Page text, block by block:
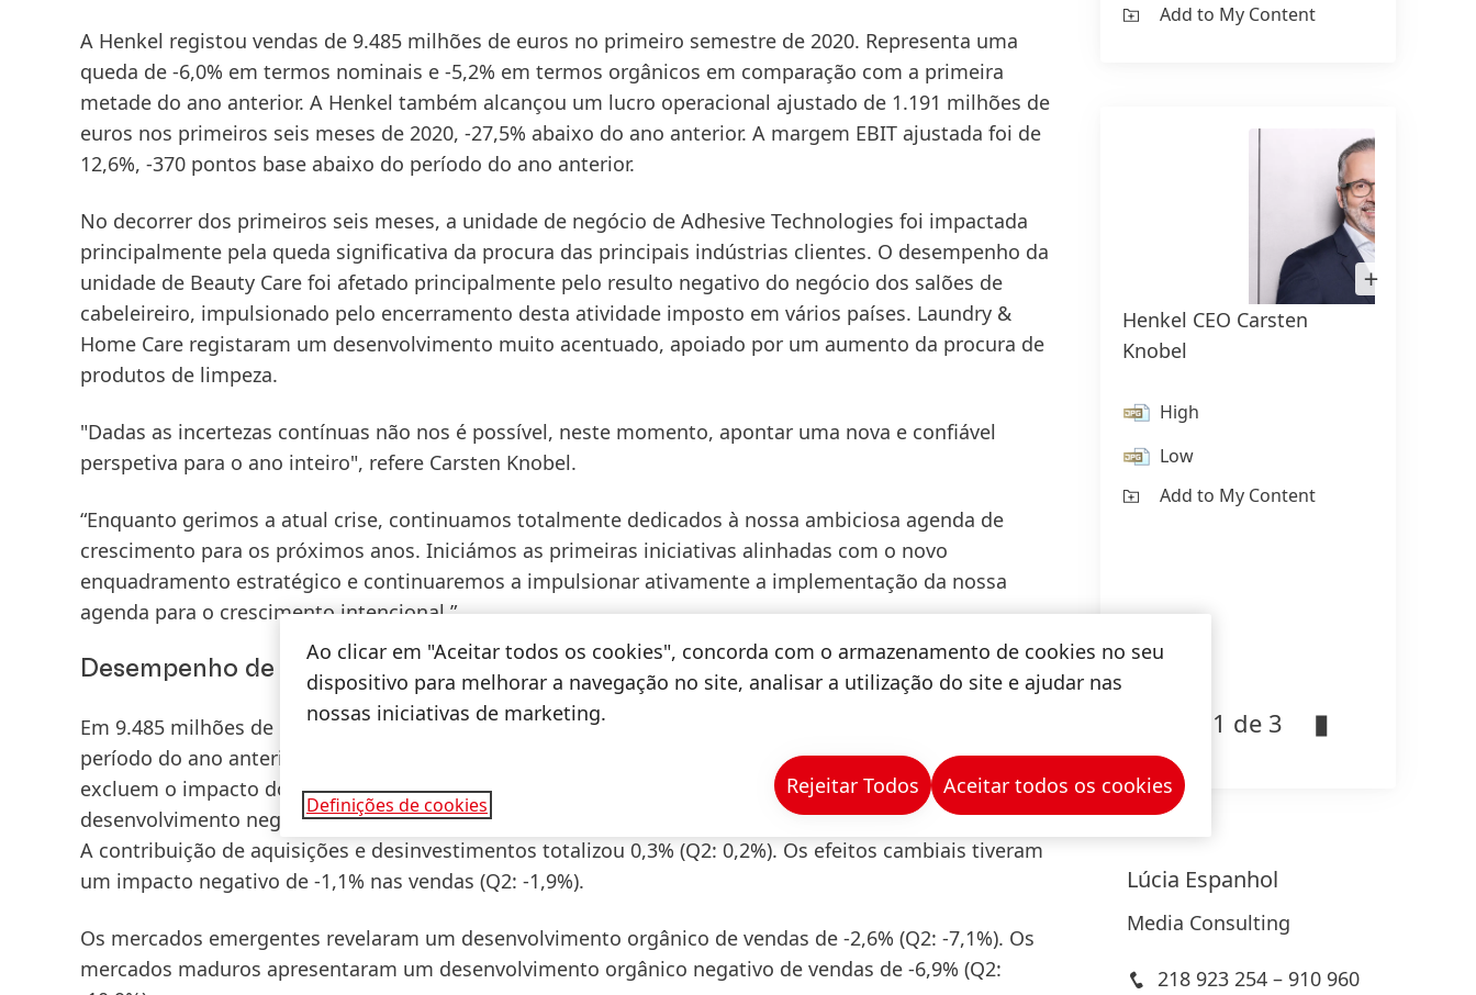
A Henkel registou vendas de 9.485 milhões de euros no primeiro semestre de 2020. Representa uma
queda de -6,0% em termos nominais e -5,2% em termos orgânicos em comparação com a primeira
metade do ano anterior. A Henkel também alcançou um lucro operacional ajustado de 1.191 milhões de
euros nos primeiros seis meses de 2020, -27,5% abaixo do ano anterior. A margem EBIT ajustada foi de
12,6%, -370 pontos base abaixo do período do ano anterior.
No decorrer dos primeiros seis meses, a unidade de negócio de Adhesive Technologies foi impactada
principalmente pela queda significativa da procura das principais indústrias clientes. O desempenho da
unidade de Beauty Care foi afetado principalmente pelo resulto negativo do negócio dos salões de
cabeleireiro, impulsionado pelo encerramento desta atividade imposto em vários países. Laundry &
Home Care registaram um desenvolvimento muito acentuado, apoiado por um aumento da procura de
produtos de limpeza.
"Dadas as incertezas contínuas não nos é possível, neste momento, apontar uma nova e confiável
perspetiva para o ano inteiro", refere Carsten Knobel.
“Enquanto gerimos a atual crise, continuamos totalmente dedicados à nossa ambiciosa agenda de
crescimento para os próximos anos. Iniciámos as primeiras iniciativas alinhadas com o novo
enquadramento estratégico e continuaremos a impulsionar ativamente a implementação da nossa
agenda para o crescimento intencional.”
Desempenho de vendas e lucros no primeiro semestre de 2020
Em 9.485 milhões de euros, asvendasda Henkel no primeiro semestre de 2020 foram -6,0% abaixo do
período do ano anterior (segundo trimestre: 4.558 milhões de euros; -11,0%). As vendasorgânicas, que
excluem o impacto dos efeitos cambiais e aquisições/ desinvestimentos, mostraram um
desenvolvimento negativo de -5,2% (Q2: -9,4%).
A contribuição de aquisições e desinvestimentos totalizou 0,3% (Q2: 0,2%). Os efeitos cambiais tiveram
um impacto negativo de -1,1% nas vendas (Q2: -1,9%).
Os mercados emergentes revelaram um desenvolvimento orgânico de vendas de -2,6% (Q2: -7,1%). Os
mercados maduros apresentaram um desenvolvimento orgânico negativo de vendas de -6,9% (Q2:
Add to My Content
Open
Image
in
Henkel CEO Carsten
Knobel
High
Low
Add to My Content
1 de 3
Lúcia Espanhol
Media Consulting
218 923 254 – 910 960
Ao clicar em "Aceitar todos os cookies", concorda com o armazenamento de cookies no seu
dispositivo para melhorar a navegação no site, analisar a utilização do site e ajudar nas
nossas iniciativas de marketing.
Definições de cookies
Rejeitar Todos Aceitar todos os cookies